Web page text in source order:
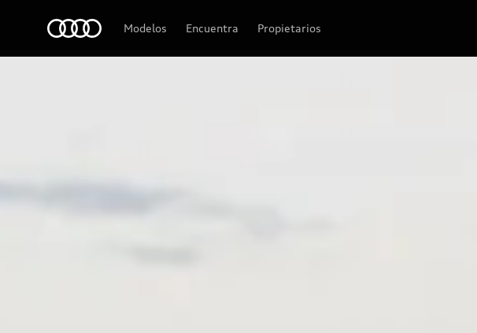
Modelos Encuentra Propietarios
Tecnología